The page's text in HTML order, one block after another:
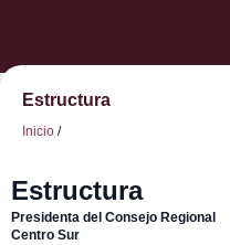
Estructura
Inicio /
Estructura
Presidenta del Consejo Regional
Centro Sur